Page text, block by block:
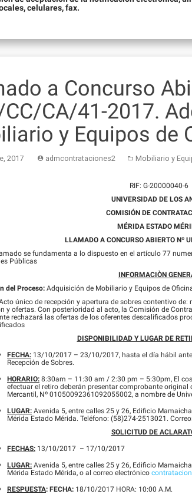
celulares, fax.
a Concurso
CC/CA/41-2017.
y Equipos de
2017 admcontrataciones2 Mobiliario y
RIF: G-20000040-6
UNIVERSIDAD DE LOS
COMISIÓN DE
MÉRIDA ESTADO
LLAMADO A CONCURSO ABIERTO Nº
se fundamenta a lo dispuesto en el artículo 77
Públicas
INFORMACIÒN
del Proceso: Adquisición de Mobiliario y Equipos de
único de recepción y apertura de sobres contentivo
y ofertas. Con posterioridad al acto, la Comisión de
rechazará las ofertas de los oferentes descalificados
DISPONIBILIDAD Y LUGAR DE
FECHA: 13/10/2017 – 23/10/2017, hasta el día hábil
Recepción de Sobres.
HORARIO: 8:30am – 11:30 am / 2:30 pm – 5:30pm, El
efectuar el retiro deberán presentar comprobante original
Mercantil, Nº 01050092361092055002, a nombre de
LUGAR: Avenida 5, entre calles 25 y 26, Edificio
Mérida Estado Mérida. Teléfono: (58)274-2513021.
SOLICITUD DE
FECHAS: 13/10/2017 – 17/10/2017
LUGAR: Avenida 5, entre calles 25 y 26, Edificio
Mérida Estado Mérida, o al correo electrónico
RESPUESTA: FECHA: 18/10/2017 HORA: 10:00 A.M.